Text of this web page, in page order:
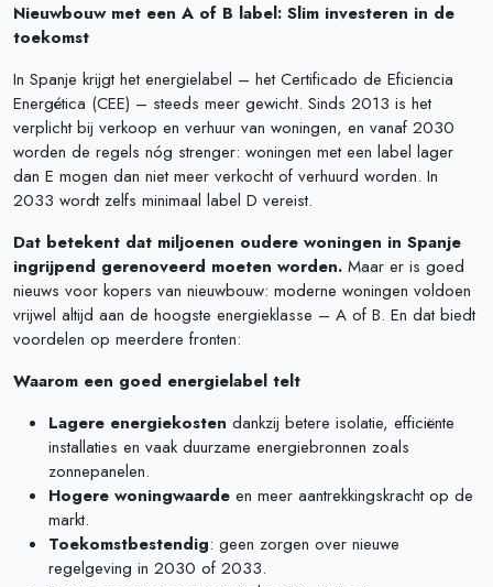
Nieuwbouw met een A of B label: Slim investeren in de
toekomst
In Spanje krijgt het energielabel – het Certificado de Eficiencia
Energética (CEE) – steeds meer gewicht. Sinds 2013 is het
verplicht bij verkoop en verhuur van woningen, en vanaf 2030
worden de regels nóg strenger: woningen met een label lager
dan E mogen dan niet meer verkocht of verhuurd worden. In
2033 wordt zelfs minimaal label D vereist.
Dat betekent dat miljoenen oudere woningen in Spanje
ingrijpend gerenoveerd moeten worden. Maar er is goed
nieuws voor kopers van nieuwbouw: moderne woningen voldoen
vrijwel altijd aan de hoogste energieklasse – A of B. En dat biedt
voordelen op meerdere fronten:
Waarom een goed energielabel telt
Lagere energiekosten dankzij betere isolatie, efficiënte
installaties en vaak duurzame energiebronnen zoals
zonnepanelen.
Hogere woningwaarde en meer aantrekkingskracht op de
markt.
Toekomstbestendig: geen zorgen over nieuwe
regelgeving in 2030 of 2033.